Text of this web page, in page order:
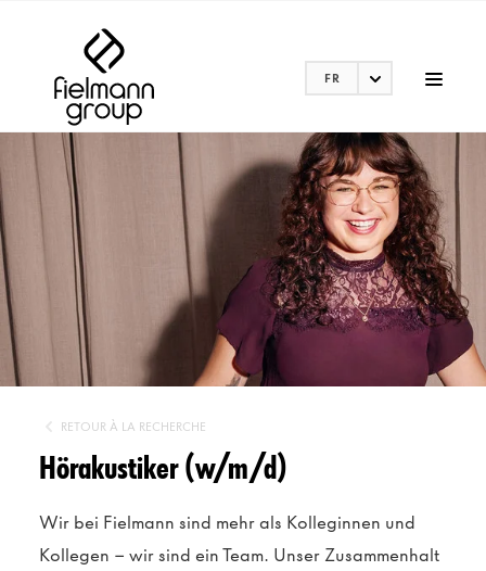
FR
RETOUR À LA RECHERCHE
Hörakustiker (w/m/d)
Wir bei Fielmann sind mehr als Kolleginnen und
Kollegen – wir sind ein Team. Unser Zusammenhalt